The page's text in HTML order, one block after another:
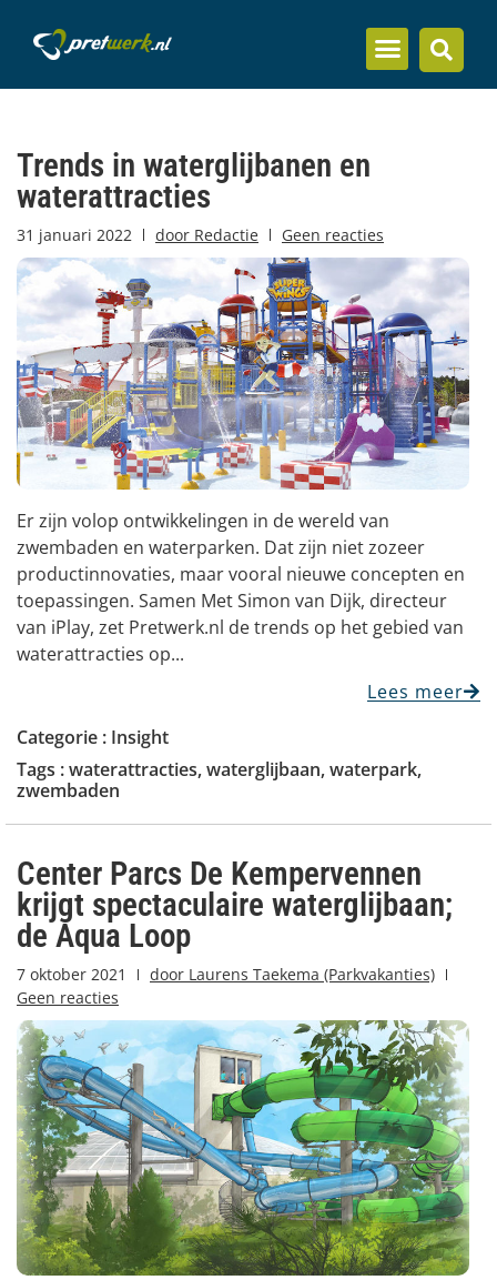
Trends in waterglijbanen en
waterattracties
31 januari 2022 door Redactie Geen reacties
Er zijn volop ontwikkelingen in de wereld van
zwembaden en waterparken. Dat zijn niet zozeer
productinnovaties, maar vooral nieuwe concepten en
toepassingen. Samen Met Simon van Dijk, directeur
van iPlay, zet Pretwerk.nl de trends op het gebied van
waterattracties op...
Lees meer
Categorie : Insight
Tags :waterattracties,waterglijbaan,waterpark,
zwembaden
Center Parcs De Kempervennen
krijgt spectaculaire waterglijbaan;
de Aqua Loop
7 oktober 2021 door Laurens Taekema (Parkvakanties)
Geen reacties